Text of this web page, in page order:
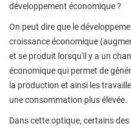
développement économique ?
On peut dire que le
croissance économique
et se produit lorsqu'il y a un
économique qui permet de
la production et ainsi les
une consommation plus élevée.
Dans cette optique, certains